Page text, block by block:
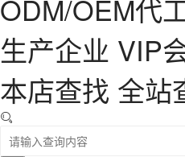
ODM/OEM代
生产企业 VIP
本店查找 全站